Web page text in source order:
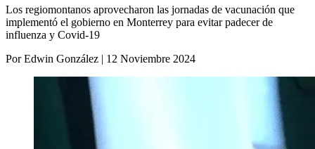
Los regiomontanos aprovecharon las jornadas de vacunación que
implementó el gobierno en Monterrey para evitar padecer de
influenza y Covid-19
Por Edwin González | 12 Noviembre 2024